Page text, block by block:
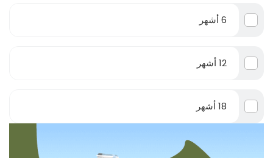
6 أشهر
12 أشهر
18 أشهر